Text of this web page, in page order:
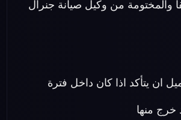
والمختومة من وكيل صيانة جنرال
ان يتأكد اذا كان داخل فترة
خرج منها